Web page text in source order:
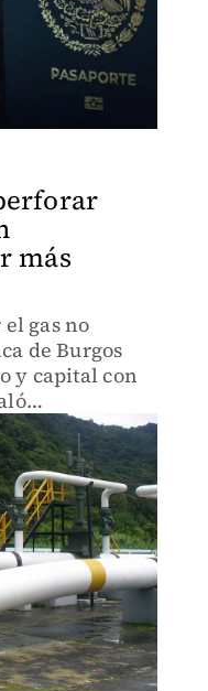
más
gas no
de Burgos
y capital con